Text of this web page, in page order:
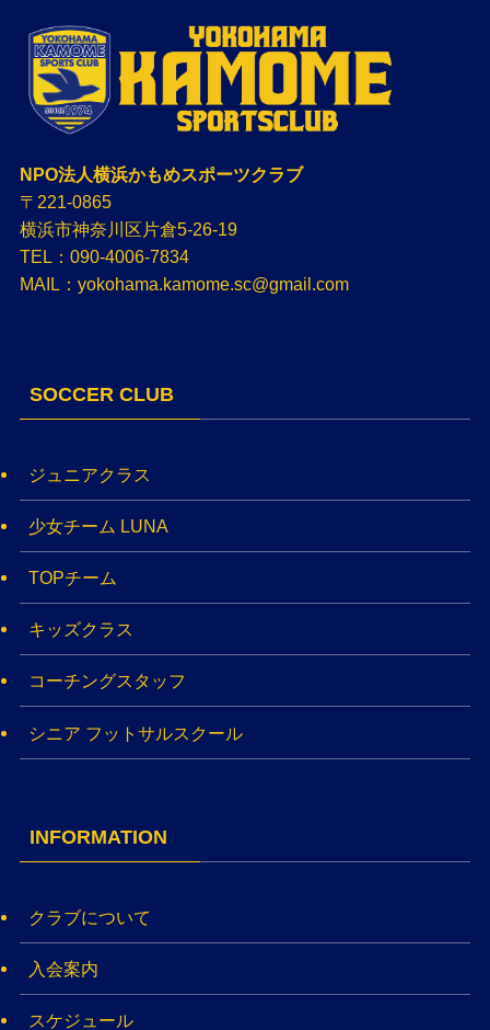
NPO法人横浜かもめスポーツクラブ
〒221-0865
横浜市神奈川区片倉5-26-19
TEL：090-4006-7834
MAIL：yokohama.kamome.sc@gmail.com
SOCCER CLUB
ジュニアクラス
少女チーム LUNA
TOPチーム
キッズクラス
コーチングスタッフ
シニア フットサルスクール
INFORMATION
クラブについて
入会案内
スケジュール